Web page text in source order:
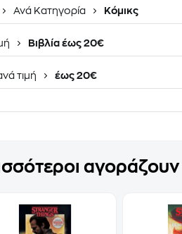
Ανά Κατηγορία Κόμικς
Βιβλία έως 20€
τιμή έως 20€
αγοράζουν